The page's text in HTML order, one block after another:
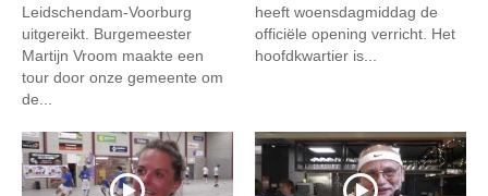
Leidschendam-Voorburg
uitgereikt. Burgemeester
Martijn Vroom maakte een
tour door onze gemeente om
de...
heeft woensdagmiddag de
officiële opening verricht. Het
hoofdkwartier is...